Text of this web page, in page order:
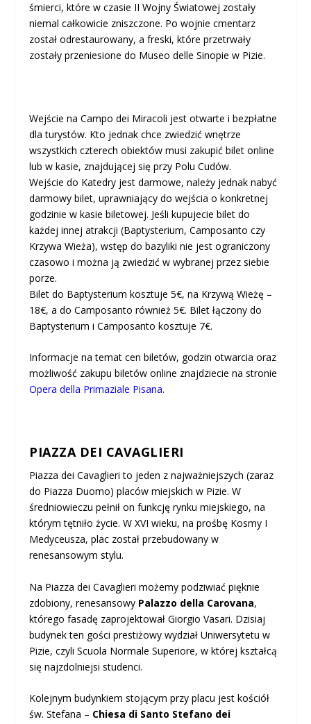
śmierci, które w czasie II Wojny Światowej zostały
niemal całkowicie zniszczone. Po wojnie cmentarz
został odrestaurowany, a freski, które przetrwały
zostały przeniesione do Museo delle Sinopie w Pizie.
Wejście na Campo dei Miracoli jest otwarte i bezpłatne
dla turystów. Kto jednak chce zwiedzić wnętrze
wszystkich czterech obiektów musi zakupić bilet online
lub w kasie, znajdującej się przy Polu Cudów.
Wejście do Katedry jest darmowe, należy jednak nabyć
darmowy bilet, uprawniający do wejścia o konkretnej
godzinie w kasie biletowej. Jeśli kupujecie bilet do
każdej innej atrakcji (Baptysterium, Camposanto czy
Krzywa Wieża), wstęp do bazyliki nie jest ograniczony
czasowo i można ją zwiedzić w wybranej przez siebie
porze.
Bilet do Baptysterium kosztuje 5€, na Krzywą Wieżę –
18€, a do Camposanto również 5€. Bilet łączony do
Baptysterium i Camposanto kosztuje 7€.
Informacje na temat cen biletów, godzin otwarcia oraz
możliwość zakupu biletów online znajdziecie na stronie
Opera della Primaziale Pisana.
PIAZZA DEI CAVAGLIERI
Piazza dei Cavaglieri to jeden z najważniejszych (zaraz
do Piazza Duomo) placów miejskich w Pizie. W
średniowieczu pełnił on funkcję rynku miejskiego, na
którym tętniło życie. W XVI wieku, na prośbę Kosmy I
Medyceusza, plac został przebudowany w
renesansowym stylu.
Na Piazza dei Cavaglieri możemy podziwiać pięknie
zdobiony, renesansowy Palazzo della Carovana,
którego fasadę zaprojektował Giorgio Vasari. Dzisiaj
budynek ten gości prestiżowy wydział Uniwersytetu w
Pizie, czyli Scuola Normale Superiore, w której kształcą
się najzdolniejsi studenci.
Kolejnym budynkiem stojącym przy placu jest kościół
św. Stefana – Chiesa di Santo Stefano dei